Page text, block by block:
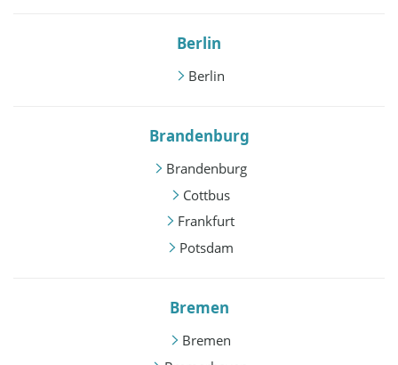
Berlin
Berlin
Brandenburg
Brandenburg
Cottbus
Frankfurt
Potsdam
Bremen
Bremen